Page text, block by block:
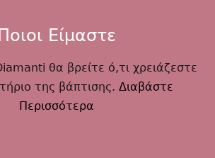
Ποιοι Είμαστε
θα βρείτε ό,τι χρειάζεστε
της βάπτισης. Διαβάστε
Περισσότερα